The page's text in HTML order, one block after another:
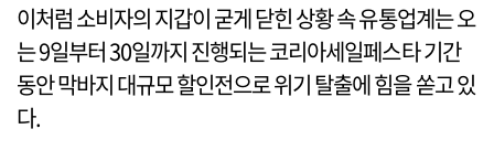
이처럼 소비자의 지갑이 굳게 닫힌 상황 속 유통업계는 오
는 9일부터 30일까지 진행되는 코리아세일페스타 기간
동안 막바지 대규모 할인전으로 위기 탈출에 힘을 쏟고 있
다.